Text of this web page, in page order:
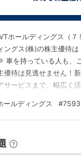
ホールディングス（
ングス(株)の株主優待
車を持っている人も、
優待は見逃せません！
サービスまで、幅広く
レンジ可能💡 🎁優待内
30…
ールディングス #7593